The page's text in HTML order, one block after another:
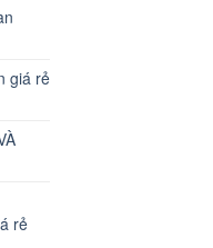
giá rẻ
rẻ